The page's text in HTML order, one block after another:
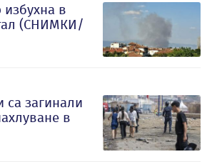
в
(СНИМКИ/
загинали
в